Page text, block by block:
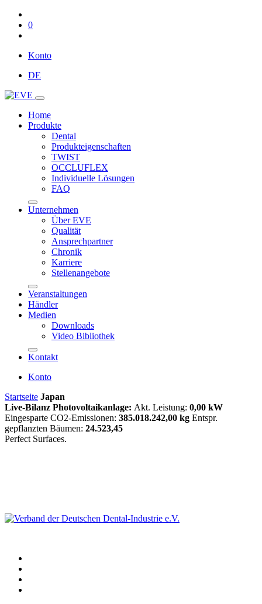
0
Konto
DE
Home
Produkte
Dental
Produkteigenschaften
TWIST
OCCLUFLEX
Individuelle Lösungen
FAQ
Unternehmen
Über EVE
Qualität
Ansprechpartner
Chronik
Karriere
Stellenangebote
Veranstaltungen
Händler
Medien
Downloads
Video Bibliothek
Kontakt
Konto
Startseite Japan
Live-Bilanz Photovoltaikanlage: Akt. Leistung: 0,00 kW
Eingesparte CO2-Emissionen: 385.018.242,00 kg Entspr.
gepflanzten Bäumen: 24.523,45
Perfect Surfaces.